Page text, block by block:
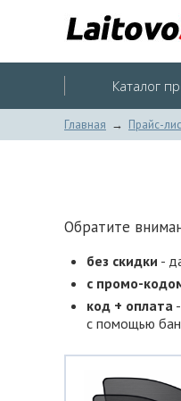
Каталог
Главная → Прайс-
Обратите
без скидки -
с промо-
код + оплата
с помощью